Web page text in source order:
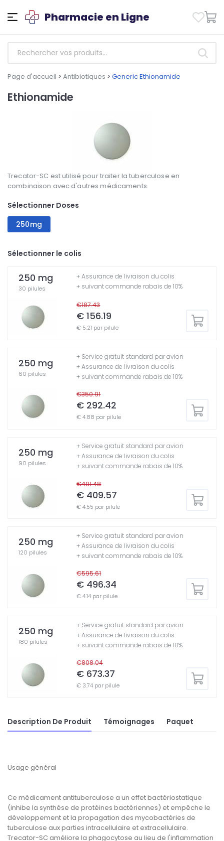
Pharmacie en Ligne
Page d'accueil > Antibiotiques > Generic Ethionamide
Ethionamide
Trecator-SC est utilisé pour traiter la tuberculose en
combinaison avec d'autres médicaments.
Sélectionner Doses
250mg
Sélectionner le colis
250 mg
30 pilules
€187.43
€ 156.19
€ 5.21 par pilule
+ Assurance de livraison du colis
+ suivant commande rabais de 10%
250 mg
60 pilules
€350.91
€ 292.42
€ 4.88 par pilule
+ Service gratuit standard par avion
+ Assurance de livraison du colis
+ suivant commande rabais de 10%
250 mg
90 pilules
€491.48
€ 409.57
€ 4.55 par pilule
+ Service gratuit standard par avion
+ Assurance de livraison du colis
+ suivant commande rabais de 10%
250 mg
120 pilules
€595.61
€ 496.34
€ 4.14 par pilule
+ Service gratuit standard par avion
+ Assurance de livraison du colis
+ suivant commande rabais de 10%
250 mg
180 pilules
€808.04
€ 673.37
€ 3.74 par pilule
+ Service gratuit standard par avion
+ Assurance de livraison du colis
+ suivant commande rabais de 10%
Description De Produit Témoignages Paquet
Usage général
Ce médicament antituberculose a un effet bactériostatique
(inhibe la synthèse de protéines bactériennes) et empêche le
développement et la propagation des mycobactéries de
tuberculose aux parties intracellulaire et extracellulaire.
Trecator-SC améliore la phagocytose au lieu de l'inflammation